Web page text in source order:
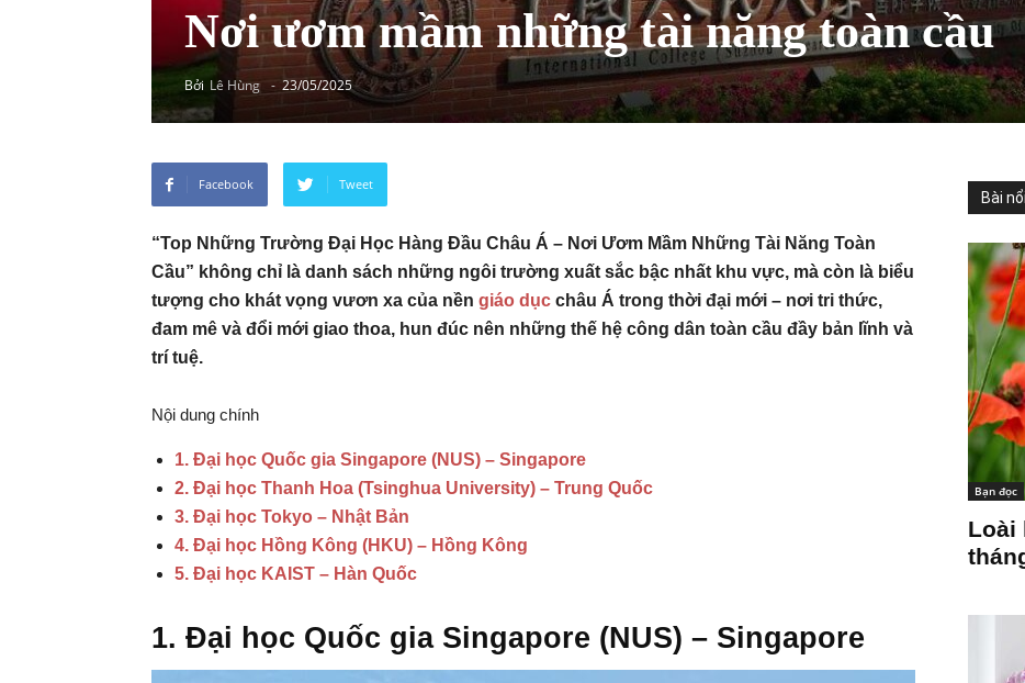
Nơi ươm mầm những tài năng toàn cầu
Bởi Lê Hùng - 23/05/2025
Facebook Tweet
“Top Những Trường Đại Học Hàng Đầu Châu Á – Nơi Ươm Mầm Những Tài Năng Toàn
Cầu” không chỉ là danh sách những ngôi trường xuất sắc bậc nhất khu vực, mà còn là biểu
tượng cho khát vọng vươn xa của nền giáo dục châu Á trong thời đại mới – nơi tri thức,
đam mê và đổi mới giao thoa, hun đúc nên những thế hệ công dân toàn cầu đầy bản lĩnh và
trí tuệ.
Nội dung chính
1. Đại học Quốc gia Singapore (NUS) – Singapore
2. Đại học Thanh Hoa (Tsinghua University) – Trung Quốc
3. Đại học Tokyo – Nhật Bản
4. Đại học Hồng Kông (HKU) – Hồng Kông
5. Đại học KAIST – Hàn Quốc
1. Đại học Quốc gia Singapore (NUS) – Singapore
Bài
Bạn đọc
Loài